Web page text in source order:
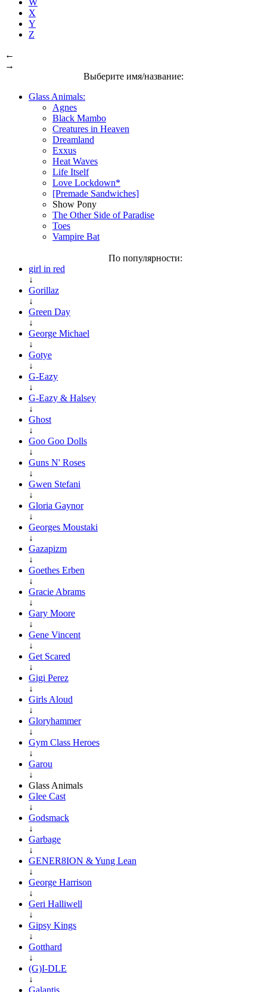
X
Y
Z
←
→
Выберите имя/название:
Glass Animals:
Agnes
Black Mambo
Creatures in Heaven
Dreamland
Exxus
Heat Waves
Life Itself
Love Lockdown*
[Premade Sandwiches]
Show Pony
The Other Side of Paradise
Toes
Vampire Bat
По популярности:
girl in red
↓
Gorillaz
↓
Green Day
↓
George Michael
↓
Gotye
↓
G-Eazy
↓
G-Eazy & Halsey
↓
Ghost
↓
Goo Goo Dolls
↓
Guns N' Roses
↓
Gwen Stefani
↓
Gloria Gaynor
↓
Georges Moustaki
↓
Gazapizm
↓
Goethes Erben
↓
Gracie Abrams
↓
Gary Moore
↓
Gene Vincent
↓
Get Scared
↓
Gigi Perez
↓
Girls Aloud
↓
Gloryhammer
↓
Gym Class Heroes
↓
Garou
↓
Glass Animals
Glee Cast
↓
Godsmack
↓
Garbage
↓
GENER8ION & Yung Lean
↓
George Harrison
↓
Geri Halliwell
↓
Gipsy Kings
↓
Gotthard
↓
(G)I-DLE
↓
Galantis